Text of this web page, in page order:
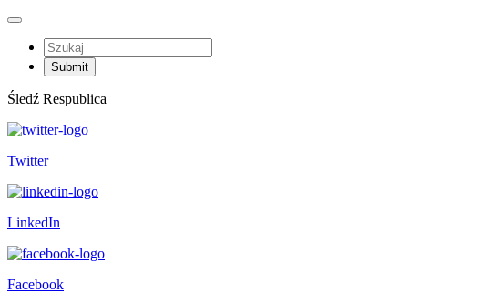
Śledź Respublica
Twitter
LinkedIn
Facebook